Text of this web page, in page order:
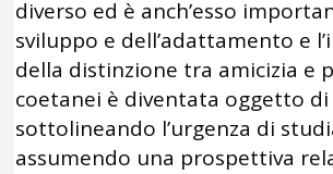
diverso ed è anch’esso
sviluppo e dell’adattamento e
della distinzione tra amicizia e
coetanei è diventata oggetto di
sottolineando l’urgenza di
assumendo una prospettiva